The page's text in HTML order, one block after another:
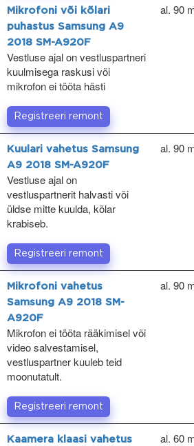
Mikrofoni või kõlari
puhastus Samsung A9
2018 SM-A920F
Vestluse ajal on vestluspartneri
kuulmisega raskusi või
mikrofon ei tööta hästi
al. 90
Registreeri remont
Kuulari vahetus Samsung
A9 2018 SM-A920F
Vestluse ajal on
vestluspartnerit halvasti või
üldse mitte kuulda, kõlar
krabiseb.
al. 90
Registreeri remont
Mikrofoni vahetus
Samsung A9 2018 SM-
A920F
Mikrofon ei tööta rääkimisel või
video salvestamisel,
vestluspartner kuuleb teid
moonutatult.
al. 90
Registreeri remont
Kaamera klaasi vahetus
al. 60